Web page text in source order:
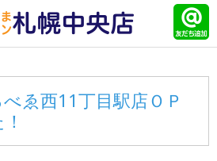
ゑ西11丁目駅店ＯＰ